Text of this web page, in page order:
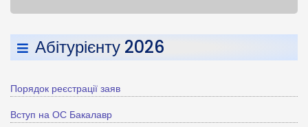
Абітурієнту 2026
Порядок реєстрації заяв
Вступ на ОС Бакалавр